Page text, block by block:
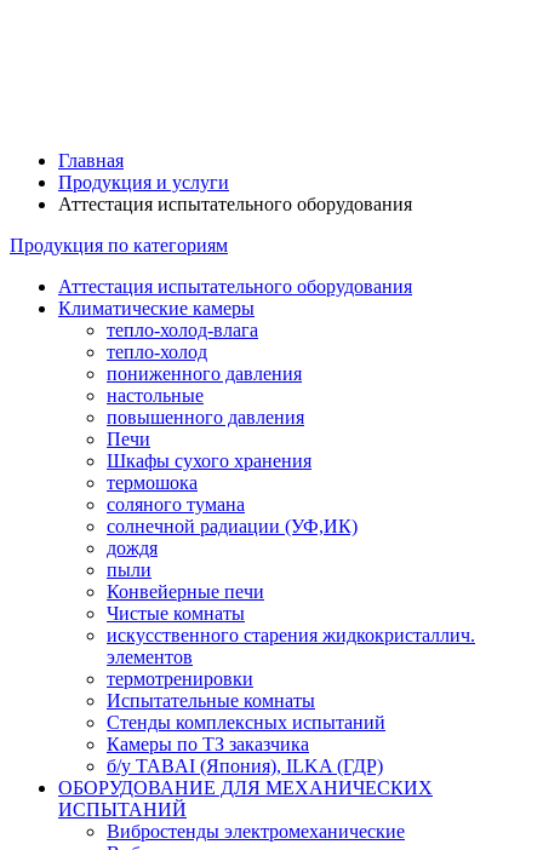
Главная
Продукция и услуги
Аттестация испытательного оборудования
Продукция по категориям
Аттестация испытательного оборудования
Климатические камеры
тепло-холод-влага
тепло-холод
пониженного давления
настольные
повышенного давления
Печи
Шкафы сухого хранения
термошока
соляного тумана
солнечной радиации (УФ,ИК)
дождя
пыли
Конвейерные печи
Чистые комнаты
искусственного старения жидкокристаллич.
элементов
термотренировки
Испытательные комнаты
Стенды комплексных испытаний
Камеры по ТЗ заказчика
б/у TABAI (Япония), ILKA (ГДР)
ОБОРУДОВАНИЕ ДЛЯ МЕХАНИЧЕСКИХ
ИСПЫТАНИЙ
Вибростенды электромеханические